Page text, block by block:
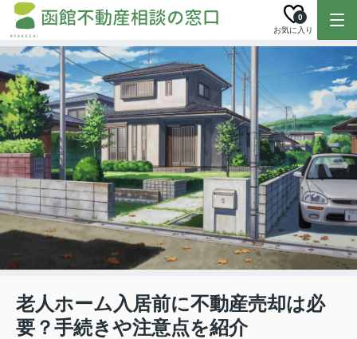
お気に入り
0
老人ホーム入居前に不動産売却は必
要？手続きや注意点を紹介